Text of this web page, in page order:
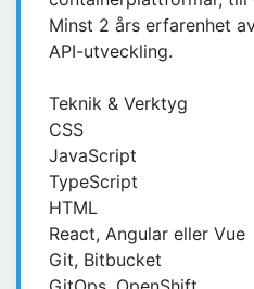
Minst 2 års erfarenhet
API-utveckling.
Teknik & Verktyg
CSS
JavaScript
TypeScript
HTML
React, Angular eller Vue
Git, Bitbucket